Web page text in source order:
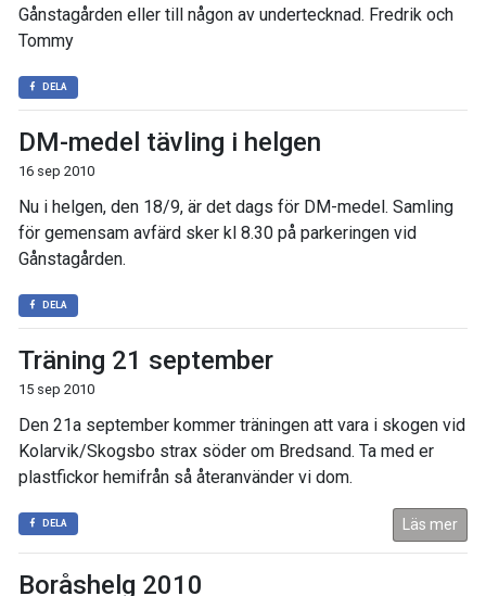
Gånstagården eller till någon av undertecknad. Fredrik och
Tommy
DELA
DM-medel tävling i helgen
16 sep 2010
Nu i helgen, den 18/9, är det dags för DM-medel. Samling
för gemensam avfärd sker kl 8.30 på parkeringen vid
Gånstagården.
DELA
Träning 21 september
15 sep 2010
Den 21a september kommer träningen att vara i skogen vid
Kolarvik/Skogsbo strax söder om Bredsand. Ta med er
plastfickor hemifrån så återanvänder vi dom.
DELA Läs mer
Boråshelg 2010